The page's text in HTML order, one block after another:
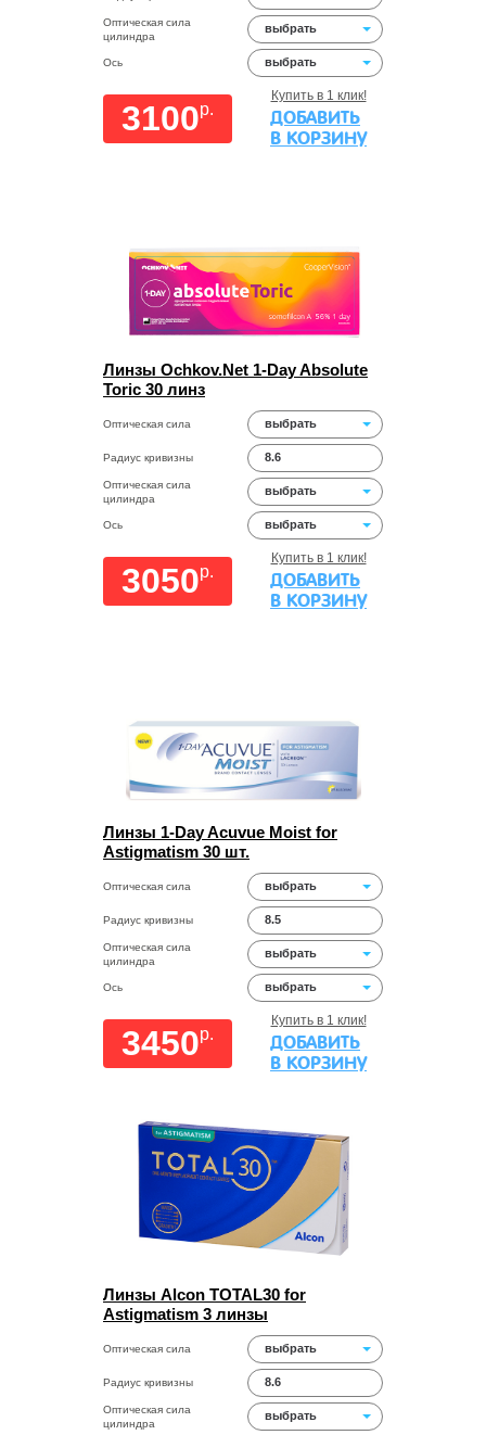
Оптическая сила
цилиндра
выбрать
Ось выбрать
3100p.
Купить в 1 клик!
ДОБАВИТЬ
В КОРЗИНУ
Линзы Ochkov.Net 1-Day Absolute
Toric 30 линз
Оптическая сила выбрать
Радиус кривизны 8.6
Оптическая сила
цилиндра
выбрать
Ось выбрать
3050p.
Купить в 1 клик!
ДОБАВИТЬ
В КОРЗИНУ
Линзы 1-Day Acuvue Moist for
Astigmatism 30 шт.
Оптическая сила выбрать
Радиус кривизны 8.5
Оптическая сила
цилиндра
выбрать
Ось выбрать
3450p.
Купить в 1 клик!
ДОБАВИТЬ
В КОРЗИНУ
Линзы Alcon TOTAL30 for
Astigmatism 3 линзы
Оптическая сила выбрать
Радиус кривизны 8.6
Оптическая сила
цилиндра
выбрать